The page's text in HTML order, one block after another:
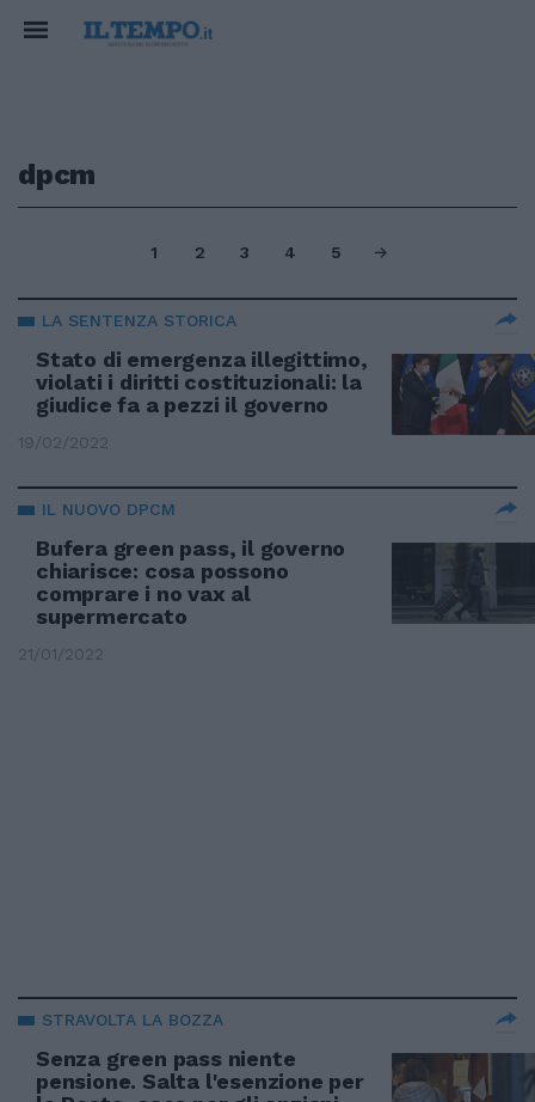
dpcm
1 2 3 4 5
LA SENTENZA STORICA
Stato di emergenza illegittimo,
violati i diritti costituzionali: la
giudice fa a pezzi il governo
19/02/2022
IL NUOVO DPCM
Bufera green pass, il governo
chiarisce: cosa possono
comprare i no vax al
supermercato
21/01/2022
STRAVOLTA LA BOZZA
Senza green pass niente
pensione. Salta l'esenzione per